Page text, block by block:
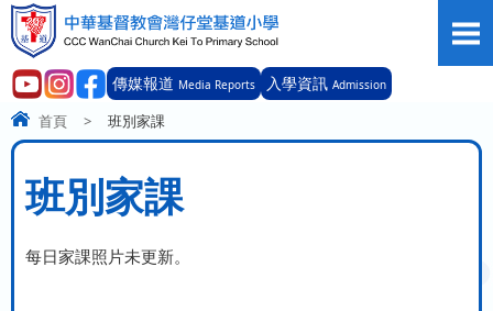
傳媒報道 Media Reports 入學資訊 Admission
首頁 > 班別家課
班別家課
每日家課照片未更新。